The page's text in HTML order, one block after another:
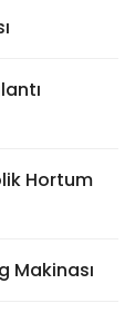
Hortum
Makinası